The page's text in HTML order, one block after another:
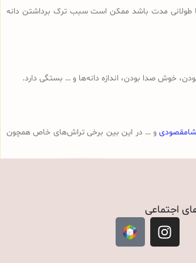
طولانی مدت باشد ممکن است سبب ترک برداشتن دانه
خوش صدا بودن، اندازه دانه‌ها و … بستگی دارد.
شامقصودیو … در این بین برخی تراش‌های خاص همچون
اجتماعی